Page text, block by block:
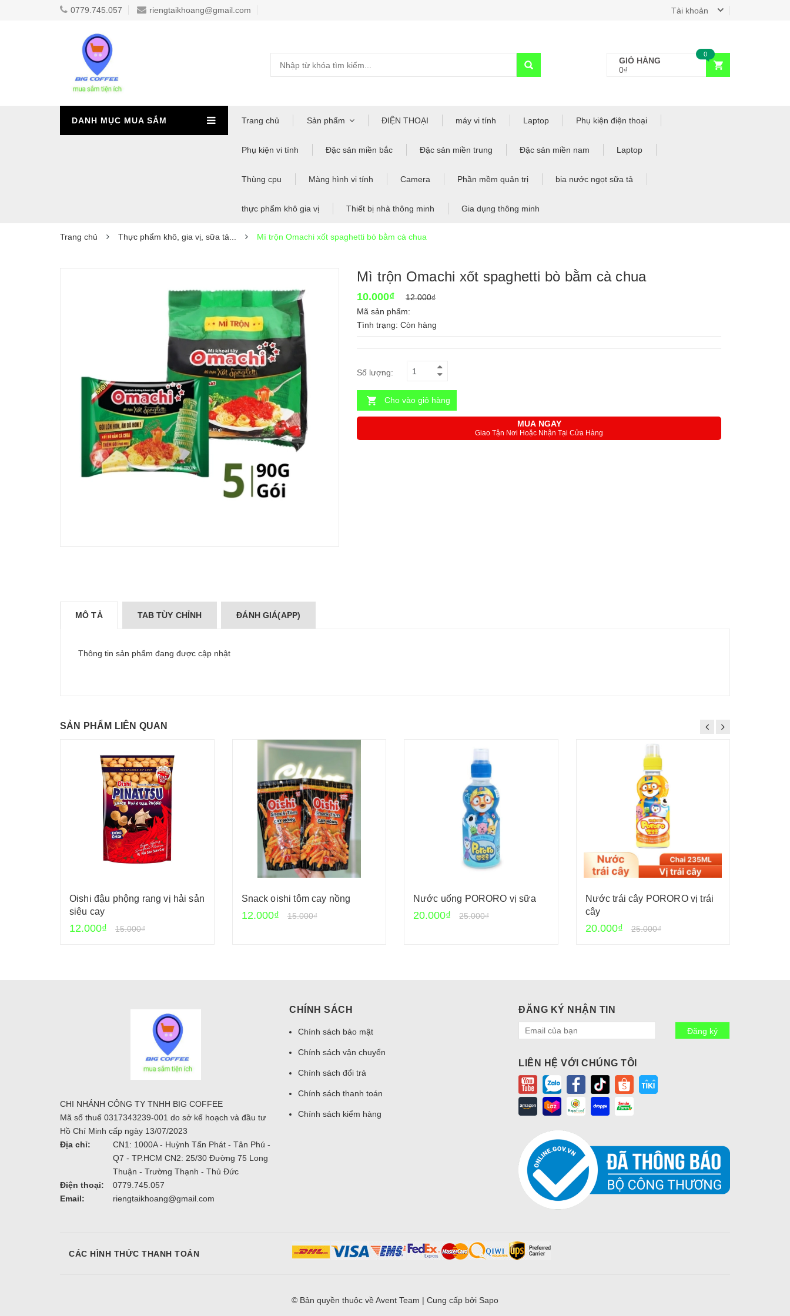
0779.745.057 riengtaikhoang@gmail.com Tài khoản
GIỎ HÀNG
0₫
0
DANH MỤC MUA SẮM Trang chủ Sản phẩm ĐIỆN THOẠI máy vi tính Laptop Phụ kiện điện thoại
Phụ kiện vi tính Đặc sản miền bắc Đặc sản miền trung Đặc sản miền nam Laptop
Thùng cpu Màng hình vi tính Camera Phần mềm quản trị bia nước ngọt sữa tả
thực phẩm khô gia vị Thiết bị nhà thông minh Gia dụng thông minh
Trang chủ Thực phẩm khô, gia vị, sữa tả... Mì trộn Omachi xốt spaghetti bò bằm cà chua
Mì trộn Omachi xốt spaghetti bò bằm cà chua
10.000₫
12.000₫
Mã sản phẩm:
Tình trạng: Còn hàng
Số lượng:
Cho vào giỏ hàng
MUA NGAY
Giao Tận Nơi Hoặc Nhận Tại Cửa Hàng
MÔ TẢ TAB TÙY CHỈNH ĐÁNH GIÁ(APP)
Thông tin sản phẩm đang được cập nhật
SẢN PHẨM LIÊN QUAN
Oishi đậu phộng rang vị hải sản
siêu cay
12.000₫ 15.000₫
Snack oishi tôm cay nồng
12.000₫ 15.000₫
Nước uống PORORO vị sữa
20.000₫ 25.000₫
Nước trái cây PORORO vị trái
cây
20.000₫ 25.000₫
CHI NHÁNH CÔNG TY TNHH BIG COFFEE
Mã số thuế 0317343239-001 do sở kế hoạch và đầu tư
Hồ Chí Minh cấp ngày 13/07/2023
Địa chỉ:
CN1: 1000A - Huỳnh Tấn Phát - Tân Phú -
Q7 - TP.HCM CN2: 25/30 Đường 75 Long
Thuận - Trường Thạnh - Thủ Đức
Điện thoại:
0779.745.057
Email:
riengtaikhoang@gmail.com
CHÍNH SÁCH
Chính sách bảo mật
Chính sách vận chuyển
Chính sách đổi trả
Chính sách thanh toán
Chính sách kiểm hàng
ĐĂNG KÝ NHẬN TIN
Đăng ký
LIÊN HỆ VỚI CHÚNG TÔI
CÁC HÌNH THỨC THANH TOÁN
© Bản quyền thuộc về Avent Team | Cung cấp bởi Sapo